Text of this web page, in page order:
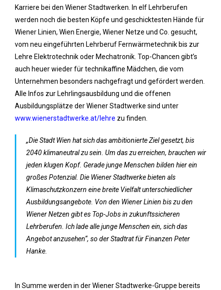
Karriere bei den Wiener Stadtwerken. In elf Lehrberufen
werden noch die besten Köpfe und geschicktesten Hände für
Wiener Linien, Wien Energie, Wiener Netze und Co. gesucht,
vom neu eingeführten Lehrberuf Fernwärmetechnik bis zur
Lehre Elektrotechnik oder Mechatronik. Top-Chancen gibt’s
auch heuer wieder für technikaffine Mädchen, die vom
Unternehmen besonders nachgefragt und gefördert werden.
Alle Infos zur Lehrlingsausbildung und die offenen
Ausbildungsplätze der Wiener Stadtwerke sind unter
www.wienerstadtwerke.at/lehre zu finden.
„Die Stadt Wien hat sich das ambitionierte Ziel gesetzt, bis
2040 klimaneutral zu sein. Um das zu erreichen, brauchen wir
jeden klugen Kopf. Gerade junge Menschen bilden hier ein
großes Potenzial. Die Wiener Stadtwerke bieten als
Klimaschutzkonzern eine breite Vielfalt unterschiedlicher
Ausbildungsangebote. Von den Wiener Linien bis zu den
Wiener Netzen gibt es Top-Jobs in zukunftssicheren
Lehrberufen. Ich lade alle junge Menschen ein, sich das
Angebot anzusehen“, so der Stadtrat für Finanzen Peter
Hanke.
In Summe werden in der Wiener Stadtwerke-Gruppe bereits